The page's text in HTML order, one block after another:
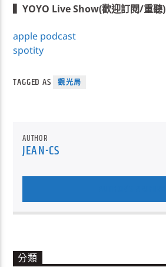
▍YOYO Live Show(歡迎訂閱/重聽)
apple podcast
spotity
TAGGED AS 觀光局
AUTHOR
JEAN-CS
分類